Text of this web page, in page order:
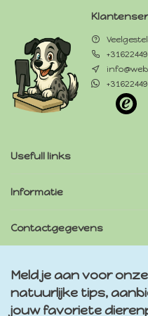
Usefull links
Informatie
Contactgegevens
Meld je aan voor
natuurlijke tips,
jouw favoriete